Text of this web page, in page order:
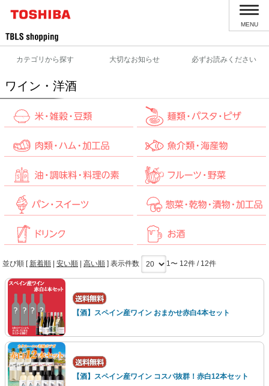
MENU
カテゴリから探す 大切なお知らせ 必ずお読みください
ワイン・洋酒
並び順 [新着順 | 安い順 | 高い順 ] 表示件数 1〜 12件 / 12件
【酒】スペイン産ワイン おまかせ赤白4本セット
【酒】スペイン産ワイン コスパ抜群！赤白12本セット